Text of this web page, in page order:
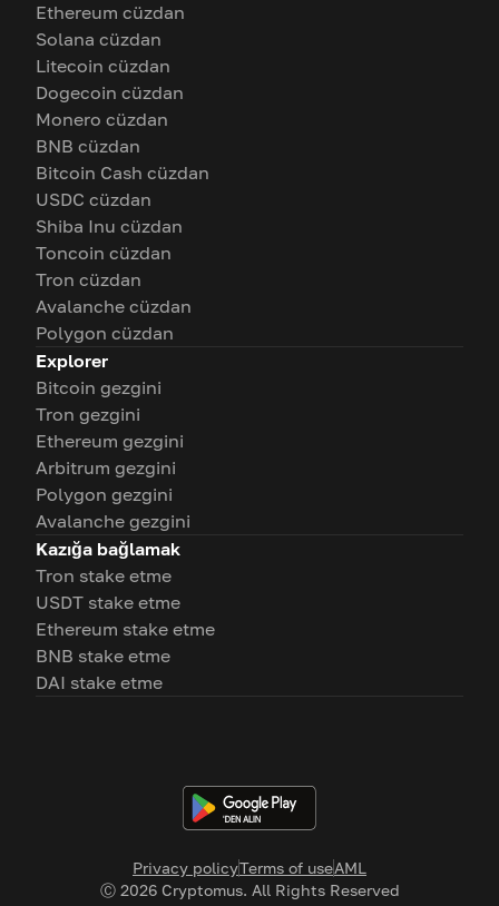
Privacy policyTerms of useAML
Ⓒ 2026Cryptomus. All Rights Reserved
Ethereum cüzdan
Solana cüzdan
Litecoin cüzdan
Dogecoin cüzdan
Monero cüzdan
BNB cüzdan
Bitcoin Cash cüzdan
USDC cüzdan
Shiba Inu cüzdan
Toncoin cüzdan
Tron cüzdan
Avalanche cüzdan
Polygon cüzdan
Explorer
Bitcoin gezgini
Tron gezgini
Ethereum gezgini
Arbitrum gezgini
Polygon gezgini
Avalanche gezgini
Kazığa bağlamak
Tron stake etme
USDT stake etme
Ethereum stake etme
BNB stake etme
DAI stake etme